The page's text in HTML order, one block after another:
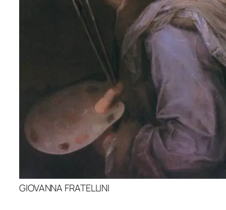
GIOVANNA FRATELLINI